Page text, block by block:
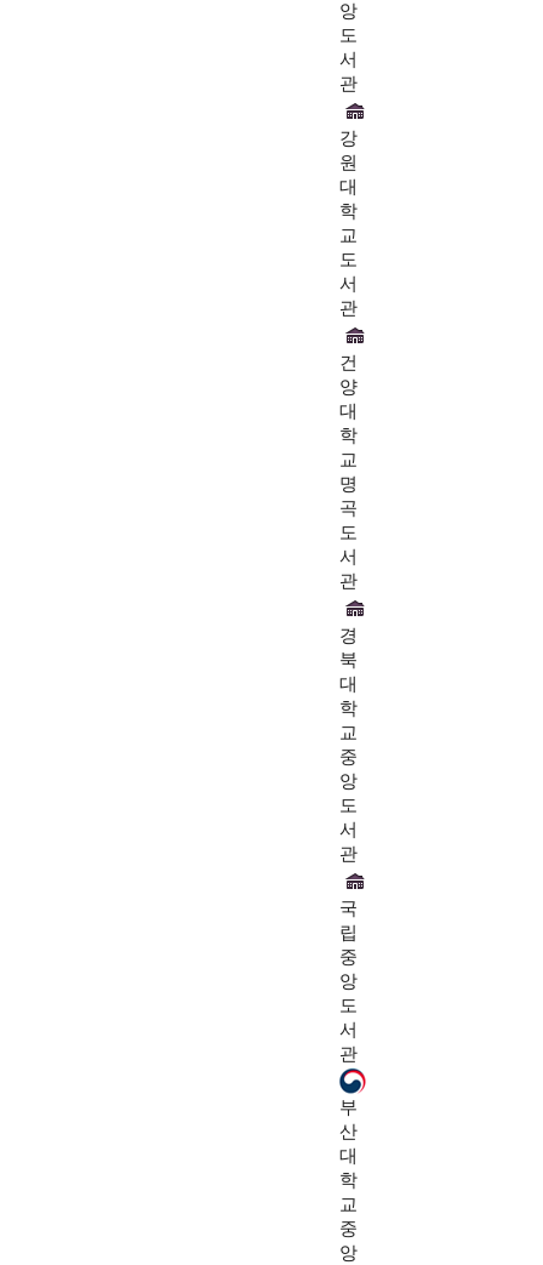
앙
도
서
관
강
원
대
학
교
도
서
관
건
양
대
학
교
명
곡
도
서
관
경
북
대
학
교
중
앙
도
서
관
국
립
중
앙
도
서
관
부
산
대
학
교
중
앙